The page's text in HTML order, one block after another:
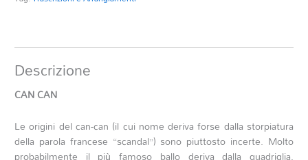
Descrizione
CAN CAN
Le origini del can-can (il cui nome deriva forse dalla storpiatura
della parola francese “scandal”) sono piuttosto incerte. Molto
probabilmente il più famoso ballo deriva dalla quadriglia,